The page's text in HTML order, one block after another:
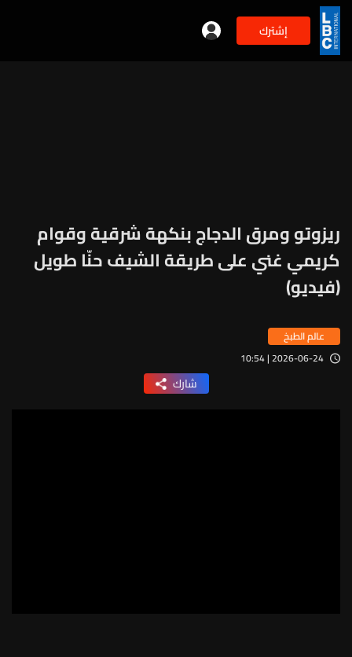
إشترك
ريزوتو ومرق الدجاج بنكهة شرقية وقوام
كريمي غني على طريقة الشيف حنّا طويل
(فيديو)
عالم الطبخ
2026-06-24 | 10:54
شارك